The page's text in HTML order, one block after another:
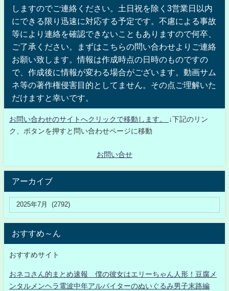
しますのでご連絡ください。土日祝を除く3営業日以内
にできる限り迅速に対応する予定です。不慮による事故
等により連絡を確認できないこともありますので何卒、
ご了承ください。まずはこちらの問い合わせよりご連絡
お願い致します。情報は作成時点の日時のものですの
で、作成後に情報が変わる場合がございます。動画サム
ネ等の著作権侵害目的としてません。その点ご理解いた
だけますと幸いです。
お問い合わせのサイトへクリックで移動します。
↓下記のリン
ク、ボタンを押すと問い合わせページに移動
お問い合せ
アーカイブ
おすすめ～ん
おすすめサイト
おネコさん的まとめ速報 僕の彼女はエリーちゃん人形！豆腐メ
ンタルメンヘラ電波中年アルバイターのぬいぐるみ男子末路編